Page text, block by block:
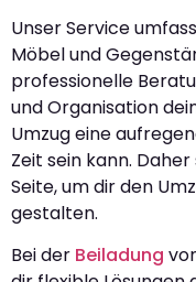
Unser Service
Möbel und
professionelle
und Organisation
Umzug eine
Zeit sein kann.
Seite, um dir den
gestalten.
Bei der Beiladung